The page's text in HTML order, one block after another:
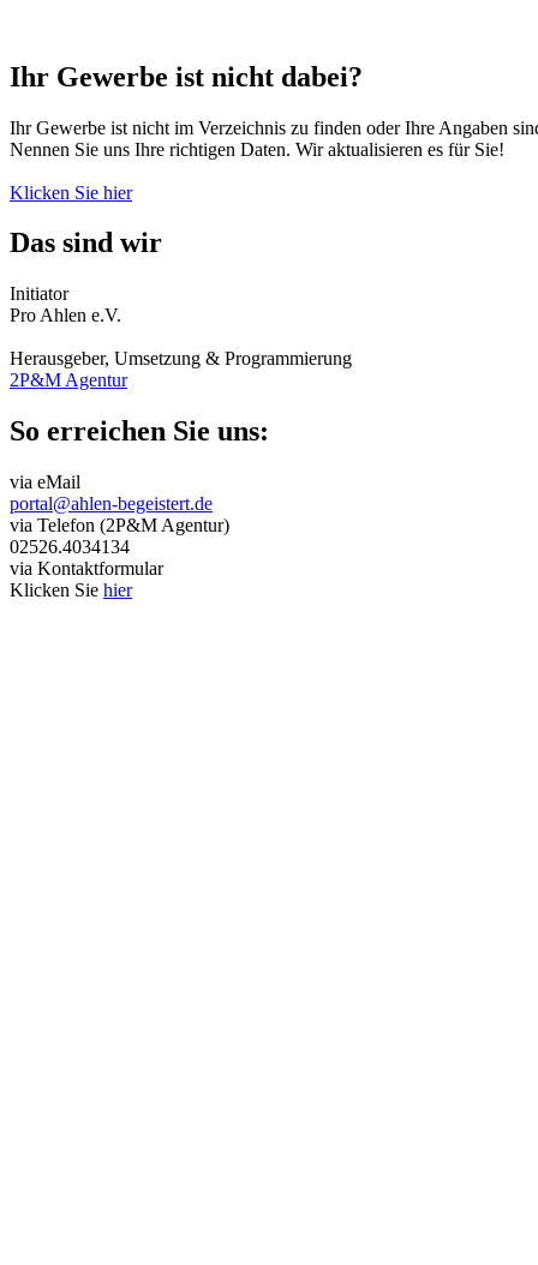
Ihr Gewerbe ist nicht dabei?
Ihr Gewerbe ist nicht im Verzeichnis zu finden oder Ihre Angaben
Nennen Sie uns Ihre richtigen Daten. Wir aktualisieren es für Sie!
Klicken Sie hier
Das sind wir
Initiator
Pro Ahlen e.V.
Herausgeber, Umsetzung & Programmierung
2P&M Agentur
So erreichen Sie uns:
via eMail
portal@ahlen-begeistert.de
via Telefon (2P&M Agentur)
02526.4034134
via Kontaktformular
Klicken Sie hier